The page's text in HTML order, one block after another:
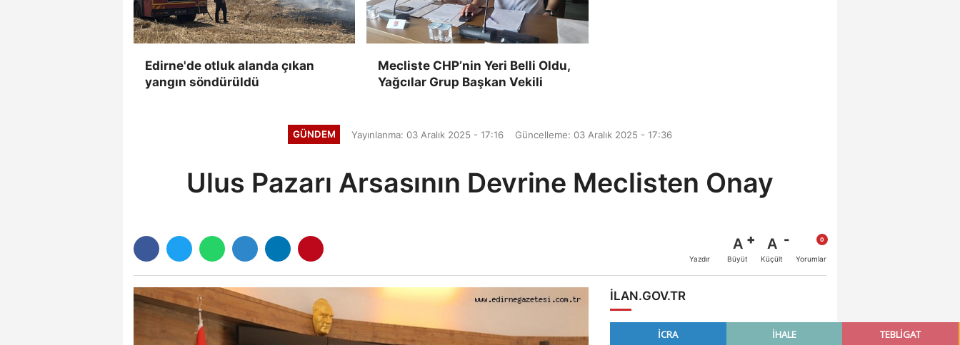
Edirne'de otluk alanda çıkan
yangın söndürüldü
Mecliste CHP’nin Yeri Belli Oldu,
Yağcılar Grup Başkan Vekili
GÜNDEM Yayınlanma: 03 Aralık 2025 - 17:16 Güncelleme: 03 Aralık 2025 - 17:36
Ulus Pazarı Arsasının Devrine Meclisten Onay
Yazdır
A
Büyüt
A
Küçült Yorumlar
ILAN.GOV.TR